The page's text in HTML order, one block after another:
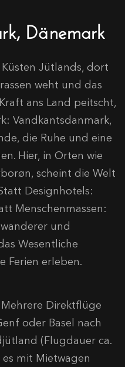
Dänemark
Jütlands, dort
weht und das
ans Land peitscht,
Vandkantsdanmark,
die Ruhe und eine
Hier, in Orten wie
scheint die Welt
Designhotels:
Menschenmassen:
und
Wesentliche
Ferien erleben.
Direktflüge
oder Basel nach
(Flugdauer ca.
mit Mietwagen